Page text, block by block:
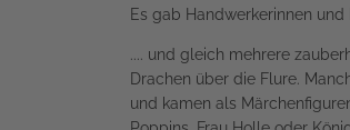
Es gab Handwerkerinnen und
.... und gleich mehrere
Drachen über die Flure.
und kamen als